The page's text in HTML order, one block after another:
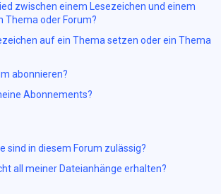
zwischen einem Lesezeichen und einem
Thema oder Forum?
auf ein Thema setzen oder ein Thema
abonnieren?
Abonnements?
sind in diesem Forum zulässig?
all meiner Dateianhänge erhalten?